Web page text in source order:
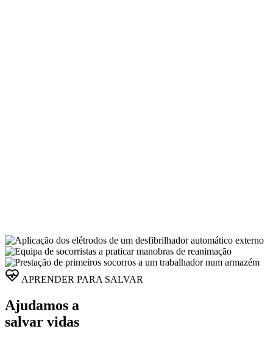
APRENDER PARA SALVAR
Ajudamos a
salvar vidas